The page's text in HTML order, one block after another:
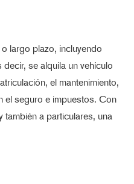
largo plazo, incluyendo
se alquila un vehículo
el mantenimiento,
el seguro e impuestos. Con
también a particulares, una